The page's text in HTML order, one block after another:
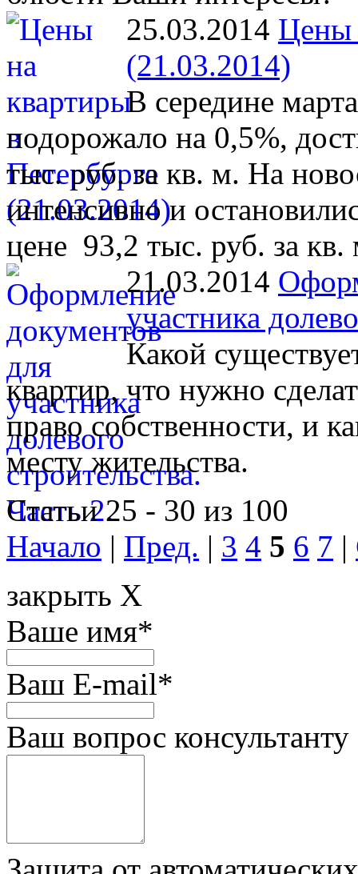
25.03.2014 Цены
(21.03.2014)
В середине
подорожало на 0,5%,
тыс. руб. за кв. м. На
интенсивно и
цене 93,2 тыс. руб. за кв.
21.03.2014
участника
Какой
квартир, что нужно
право собственности, и
месту жительства.
Статьи 25 - 30 из 100
Начало | Пред. | 3 4 5 6 7 |
закрыть X
Ваше имя*
Ваш E-mail*
Ваш вопрос консультанту